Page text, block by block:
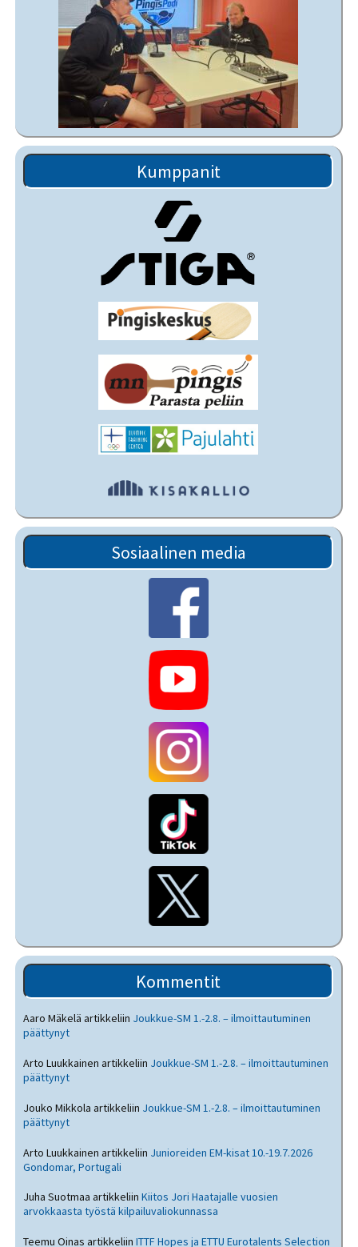
Kumppanit
Sosiaalinen media
Kommentit
Aaro Mäkelä artikkeliin Joukkue-SM 1.-2.8. – ilmoittautuminen
päättynyt
Arto Luukkainen artikkeliin Joukkue-SM 1.-2.8. – ilmoittautuminen
päättynyt
Jouko Mikkola artikkeliin Joukkue-SM 1.-2.8. – ilmoittautuminen
päättynyt
Arto Luukkainen artikkeliin Junioreiden EM-kisat 10.-19.7.2026
Gondomar, Portugali
Juha Suotmaa artikkeliinKiitos Jori Haatajalle vuosien
arvokkaasta työstä kilpailuvaliokunnassa
Teemu Oinas artikkeliinITTF Hopes ja ETTU Eurotalents Selection